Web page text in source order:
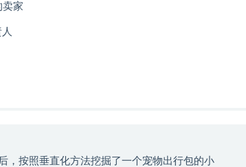
卖家
，按照垂直化方法挖掘了一个宠物出行包的小